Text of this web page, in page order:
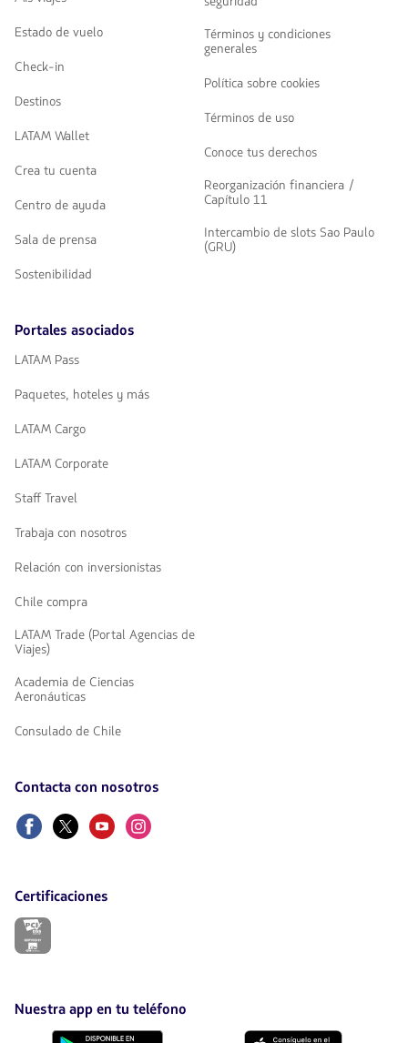
la
solicitud
de
una
tarjeta
LATAM
Estado de vuelo
Check-in
Destinos
LATAM Wallet
Crea tu cuenta
Centro de ayuda
Sala de prensa
Sostenibilidad
Términos y condiciones
generales
Política sobre cookies
Términos de uso
Conoce tus derechos
Reorganización financiera /
Capítulo 11
Intercambio de slots Sao Paulo
(GRU)
Portales asociados
LATAM Pass
Paquetes, hoteles y más
LATAM Cargo
LATAM Corporate
Staff Travel
Trabaja con nosotros
Relación con inversionistas
Chile compra
LATAM Trade (Portal Agencias de
Viajes)
Academia de Ciencias
Aeronáuticas
Consulado de Chile
Contacta con nosotros
FacebookTwitterYoutubeInstagram
Certificaciones
El
nueva
pestaña.
Nuestra app en tu teléfono